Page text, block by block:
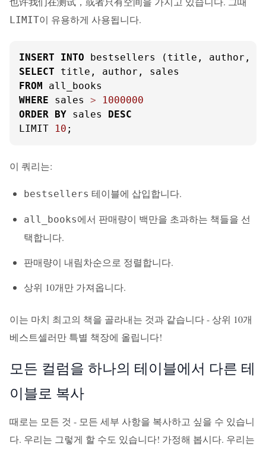
LIMIT이 유용하게 사용됩니다.
INSERT
INTO
SELECT
FROM
WHERE sales >
1000000
ORDER BY sales DESC
LIMIT
10 ;
이 쿼리는:
bestsellers 테이블에 삽입합니다.
all_books에서 판매량이 백만을 초과하는 책들을 선
택합니다.
판매량이 내림차순으로 정렬합니다.
상위 10개만 가져옵니다.
이는 마치 최고의 책을 골라내는 것과 같습니다 - 상위 10개
베스트셀러만 특별 책장에 올립니다!
모든 컬럼을 하나의 테이블에서 다른 테
이블로 복사
때로는 모든 것 - 모든 세부 사항을 복사하고 싶을 수 있습니
다. 우리는 그렇게 할 수도 있습니다! 가정해 봅시다. 우리는